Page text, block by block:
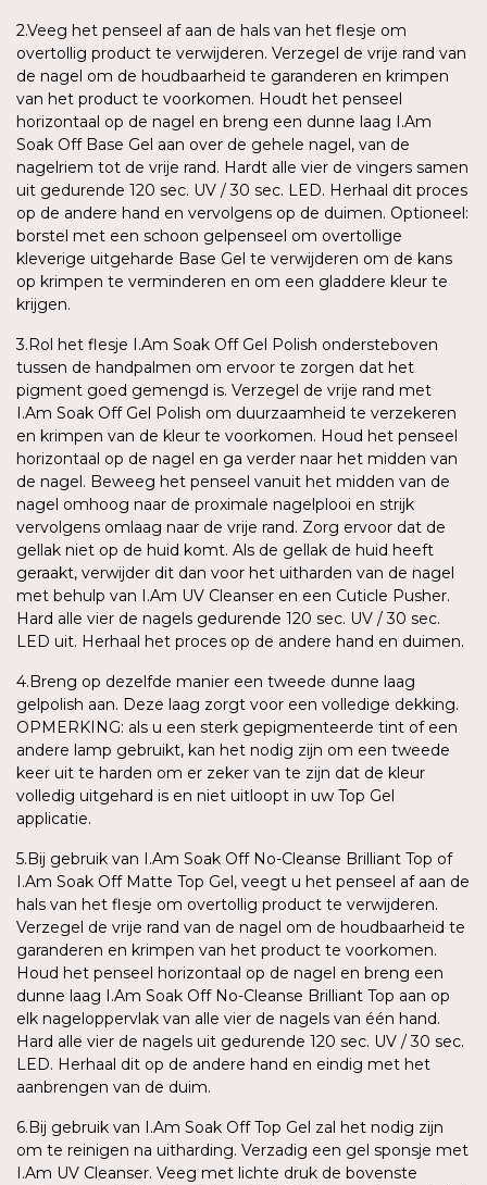
2.Veeg het penseel af aan de hals van het flesje om
overtollig product te verwijderen. Verzegel de vrije rand van
de nagel om de houdbaarheid te garanderen en krimpen
van het product te voorkomen. Houdt het penseel
horizontaal op de nagel en breng een dunne laag I.Am
Soak Off Base Gel aan over de gehele nagel, van de
nagelriem tot de vrije rand. Hardt alle vier de vingers samen
uit gedurende 120 sec. UV / 30 sec. LED. Herhaal dit proces
op de andere hand en vervolgens op de duimen. Optioneel:
borstel met een schoon gelpenseel om overtollige
kleverige uitgeharde Base Gel te verwijderen om de kans
op krimpen te verminderen en om een gladdere kleur te
krijgen.
3.Rol het flesje I.Am Soak Off Gel Polish ondersteboven
tussen de handpalmen om ervoor te zorgen dat het
pigment goed gemengd is. Verzegel de vrije rand met
I.Am Soak Off Gel Polish om duurzaamheid te verzekeren
en krimpen van de kleur te voorkomen. Houd het penseel
horizontaal op de nagel en ga verder naar het midden van
de nagel. Beweeg het penseel vanuit het midden van de
nagel omhoog naar de proximale nagelplooi en strijk
vervolgens omlaag naar de vrije rand. Zorg ervoor dat de
gellak niet op de huid komt. Als de gellak de huid heeft
geraakt, verwijder dit dan voor het uitharden van de nagel
met behulp van I.Am UV Cleanser en een Cuticle Pusher.
Hard alle vier de nagels gedurende 120 sec. UV / 30 sec.
LED uit. Herhaal het proces op de andere hand en duimen.
4.Breng op dezelfde manier een tweede dunne laag
gelpolish aan. Deze laag zorgt voor een volledige dekking.
OPMERKING: als u een sterk gepigmenteerde tint of een
andere lamp gebruikt, kan het nodig zijn om een tweede
keer uit te harden om er zeker van te zijn dat de kleur
volledig uitgehard is en niet uitloopt in uw Top Gel
applicatie.
5.Bij gebruik van I.Am Soak Off No-Cleanse Brilliant Top of
I.Am Soak Off Matte Top Gel, veegt u het penseel af aan de
hals van het flesje om overtollig product te verwijderen.
Verzegel de vrije rand van de nagel om de houdbaarheid te
garanderen en krimpen van het product te voorkomen.
Houd het penseel horizontaal op de nagel en breng een
dunne laag I.Am Soak Off No-Cleanse Brilliant Top aan op
elk nageloppervlak van alle vier de nagels van één hand.
Hard alle vier de nagels uit gedurende 120 sec. UV / 30 sec.
LED. Herhaal dit op de andere hand en eindig met het
aanbrengen van de duim.
6.Bij gebruik van I.Am Soak Off Top Gel zal het nodig zijn
om te reinigen na uitharding. Verzadig een gel sponsje met
I.Am UV Cleanser. Veeg met lichte druk de bovenste